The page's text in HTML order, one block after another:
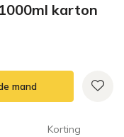
karton
mand
Korting